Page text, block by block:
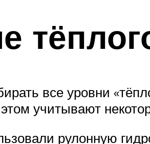
все уровни
учитывают
рулонную